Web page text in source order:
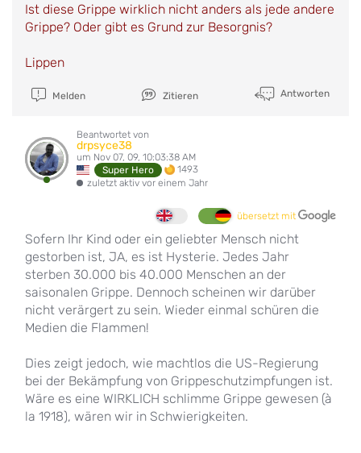
Ist diese Grippe wirklich nicht anders als jede andere
Grippe? Oder gibt es Grund zur Besorgnis?
Lippen
Melden Zitieren Antworten
Beantwortet von
drpsyce38
um Nov 07, 09, 10:03:38 AM
Super Hero
1493
zuletzt aktiv vor einem Jahr
übersetzt mit
Sofern Ihr Kind oder ein geliebter Mensch nicht
gestorben ist, JA, es ist Hysterie. Jedes Jahr
sterben 30.000 bis 40.000 Menschen an der
saisonalen Grippe. Dennoch scheinen wir darüber
nicht verärgert zu sein. Wieder einmal schüren die
Medien die Flammen!
Dies zeigt jedoch, wie machtlos die US-Regierung
bei der Bekämpfung von Grippeschutzimpfungen ist.
Wäre es eine WIRKLICH schlimme Grippe gewesen (à
la 1918), wären wir in Schwierigkeiten.